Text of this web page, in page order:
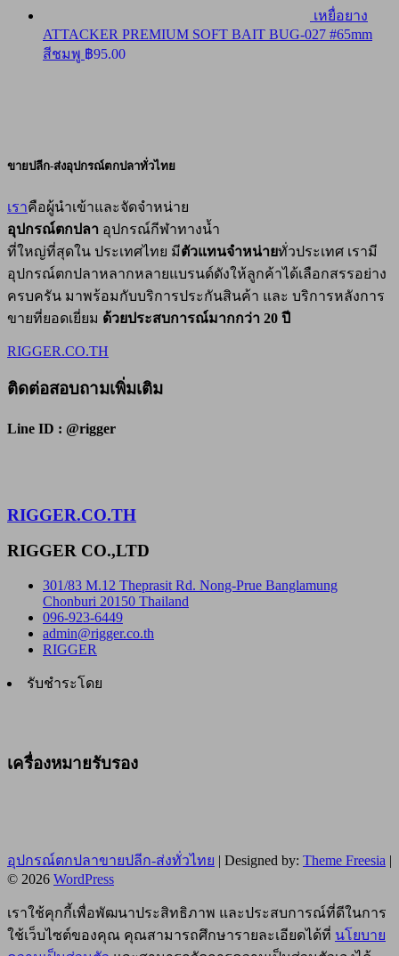
เหยื่อยาง
ATTACKER PREMIUM SOFT BAIT BUG-027 #65mm
สีชมพู ฿95.00
ขายปลีก-ส่งอุปกรณ์ตกปลาทั่วไทย
เราคือผู้นำเข้าและจัดจำหน่าย
อุปกรณ์ตกปลา อุปกรณ์กีฬาทางน้ำ
ที่ใหญ่ที่สุดใน ประเทศไทย มีตัวแทนจำหน่ายทั่วประเทศ เรามี
อุปกรณ์ตกปลาหลากหลายแบรนด์ดังให้ลูกค้าได้เลือกสรรอย่าง
ครบครัน มาพร้อมกับบริการประกันสินค้า และ บริการหลังการ
ขายที่ยอดเยี่ยม ด้วยประสบการณ์มากกว่า 20 ปี
RIGGER.CO.TH
ติดต่อสอบถามเพิ่มเติม
Line ID : @rigger
RIGGER.CO.TH
RIGGER CO.,LTD
301/83 M.12 Theprasit Rd. Nong-Prue Banglamung
Chonburi 20150 Thailand
096-923-6449
admin@rigger.co.th
RIGGER
รับชำระโดย
เครื่องหมายรับรอง
อุปกรณ์ตกปลาขายปลีก-ส่งทั่วไทย | Designed by: Theme Freesia |
© 2026 WordPress
เราใช้คุกกี้เพื่อพัฒนาประสิทธิภาพ และประสบการณ์ที่ดีในการ
ใช้เว็บไซต์ของคุณ คุณสามารถศึกษารายละเอียดได้ที่ นโยบาย